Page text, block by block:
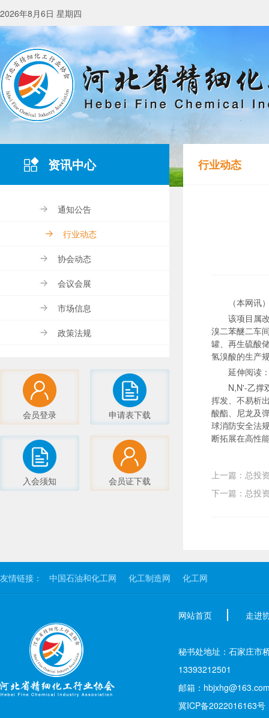
2026年8月6日 星期四
资讯中心
通知公告
行业动态
协会动态
会议会展
市场信息
政策法规
会员登录 申请表下载
入会须知 会员证下载
行业动态
（本网
该项目属
溴二苯醚二车
罐、再生硫酸
氢溴酸的生产
延伸阅读
N,N'-乙撑
挥发、不易析
酸酯、尼龙及
球消防安全法
断拓展在高性
上一篇：总投
下一篇：总投
友情链接： 中国石油和化工网 化工制造网 化工网
网站首页 走进
秘书处地址：石家庄市
13393212501
邮箱：
冀ICP备2022016163号